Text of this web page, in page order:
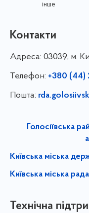
інше
Контакти
Адреса: 03039, м.
Телефон: +380 (44)
Пошта:
Голосіївська
Київська міська
Київська міська рада
Технічна